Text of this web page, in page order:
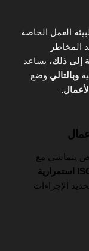
العمل الخاصة
المخاطر
إلى ذلك، يساعد
وبالتالي وضع
يتماشى مع
شهادة ISO 22301 استمرارية
الإجراءات